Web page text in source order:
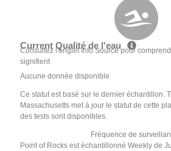
Current Qualité de l'eau
Consultez l'onglet Info Source pour
signifient
Aucune donnée disponible
Ce statut est basé sur le dernier échantillon.
Massachusetts met à jour le statut de cette
des tests sont disponibles.
Fréquence de
Point of Rocks est échantillonné Weekly de